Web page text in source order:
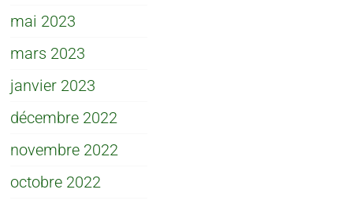
mai 2023
mars 2023
janvier 2023
décembre 2022
novembre 2022
octobre 2022